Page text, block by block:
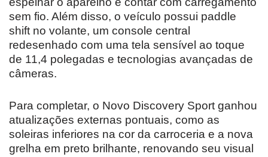
sem fio. Além disso, o veículo possui paddle
shift no volante, um console central
redesenhado com uma tela sensível ao toque
de 11,4 polegadas e tecnologias avançadas de
câmeras.
Para completar, o Novo Discovery Sport ganhou
atualizações externas pontuais, como as
soleiras inferiores na cor da carroceria e a nova
grelha em preto brilhante, renovando seu visual